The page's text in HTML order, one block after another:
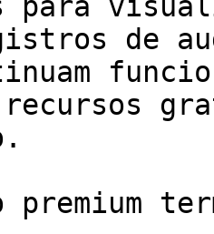
de
premium